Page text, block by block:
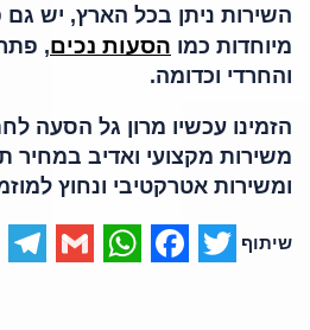
השירות ניתן בכל הארץ, יש גם
מיוחדות כמו הסעות נכים,
והחרדי וכדומה.
הזמינו עכשיו מרון גל הסעה
משירות מקצועי ואדיב במחיר
ומשירות אטרקטיבי ונחוץ